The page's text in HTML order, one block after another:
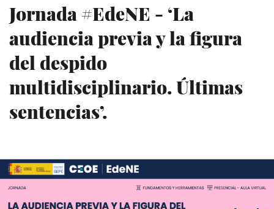
Jornada #EdeNE - ‘La
audiencia previa y la figura
del despido
multidisciplinario. Últimas
sentencias’.